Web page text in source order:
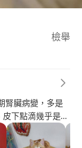
檢舉
腎臟病變，多是
下點滴幾乎是獨
後，家中曾寄養
砂皆是飼主直接網